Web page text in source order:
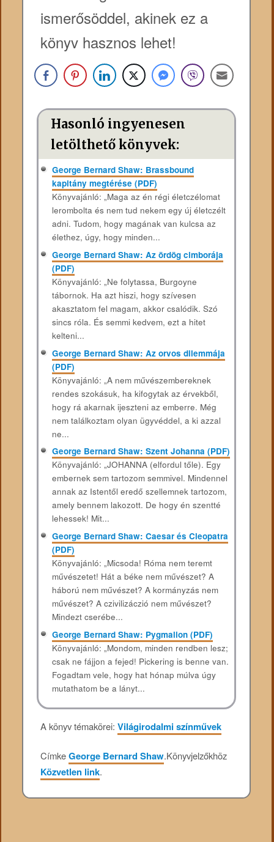
ismerősöddel, akinek ez a
könyv hasznos lehet!
Hasonló ingyenesen
letölthető könyvek:
George Bernard Shaw: Brassbound
kapitány megtérése (PDF)
Könyvajánló: „Maga az én régi életczélomat
lerombolta és nem tud nekem egy új életczélt
adni. Tudom, hogy magának van kulcsa az
élethez, úgy, hogy minden...
George Bernard Shaw: Az ördög cimborája
(PDF)
Könyvajánló: „Ne folytassa, Burgoyne
tábornok. Ha azt hiszi, hogy szívesen
akasztatom fel magam, akkor csalódik. Szó
sincs róla. És semmi kedvem, ezt a hitet
kelteni...
George Bernard Shaw: Az orvos dilemmája
(PDF)
Könyvajánló: „A nem művészembereknek
rendes szokásuk, ha kifogytak az érvekből,
hogy rá akarnak ijeszteni az emberre. Még
nem találkoztam olyan ügyvéddel, a ki azzal
ne...
George Bernard Shaw: Szent Johanna (PDF)
Könyvajánló: „JOHANNA (elfordul tőle). Egy
embernek sem tartozom semmivel. Mindennel
annak az Istentől eredő szellemnek tartozom,
amely bennem lakozott. De hogy én szentté
lehessek! Mit...
George Bernard Shaw: Caesar és Cleopatra
(PDF)
Könyvajánló: „Micsoda! Róma nem teremt
művészetet! Hát a béke nem művészet? A
háború nem művészet? A kormányzás nem
művészet? A czivilizáczió nem művészet?
Mindezt cserébe...
George Bernard Shaw: Pygmalion (PDF)
Könyvajánló: „Mondom, minden rendben lesz;
csak ne fájjon a fejed! Pickering is benne van.
Fogadtam vele, hogy hat hónap múlva úgy
mutathatom be a lányt...
A könyv témakörei:Világirodalmi színművek
CímkeGeorge Bernard Shaw.Könyvjelzőkhöz
Közvetlen link.